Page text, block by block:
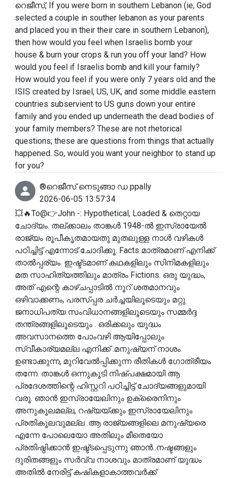
റെജീസ്, If you were born in southern Lebanon (ie, God
selected a couple in souther lebanon as your parents
and placed you in their their care in southern Lebanon),
then how would you feel when Israelis bomb your
house & burn your crops & run you off your land? How
would you feel if Israelis bomb and kill your family?
How would you feel if you were only 7 years old and the
ISIS created by Israel, US, UK, and some middle eastern
countries subservient to US guns down your entire
family and you ended up underneath the dead bodies of
your family members? These are not rhetorical
questions; these are questions from things that actually
happened. So, would you want your neighbor to stand up
for you?
®️റെജീസ് നെടുങ്ങാ ഡ ppally
2026-06-05 13:57:34
💥🔥To@👉John -: Hypothetical, Loaded & തെറ്റായ
ചോദ്യം. തല്ക്കാലം താങ്കൾ 1948-ൽ ഇസ്രായേൽ
രാജ്യം രൂപീകൃതമായതു മുതലുള്ള നാൾ വഴികൾ
പഠിച്ചിട്ട് എന്നോട് ചോദിക്കൂ. Facts മാത്രമാണ് എനിക്ക്
താൽപ്പര്യം. ഇഷ്ട്ടമാണ് കഥകളിലും സിനിമകളിലും
മത സാഹിത്യത്തിലും മാത്രം Fictions. ഒരു യുദ്ധം,
അത് എന്റെ കാഴ്ചപ്പാടിൽ നൂറ് ശതമാനവും
ഒഴിവാക്കണം, പരസ്പ്പര ചർച്ചയിലൂടെയും മറ്റു
ജനാധിപത്യ സംവിധാനങ്ങളിലൂടെയും സമ്മർദ്ദ
തന്ത്രങ്ങളിലൂടെയും . ഒരിക്കലും യുദ്ധം
അവസാനത്തെ പോംവഴി ആയിപ്പോലും
സ്വീകാര്യമല്ല എനിക്ക് .മനുഷ്യന് നാശം
ഉണ്ടാക്കുന്ന, മുറിവേൽപ്പിക്കുന്ന രീതികൾ ഗോത്രീയം
തന്നേ. താങ്കൾ ഒന്നുകൂടി നിഷ്പക്ഷമായി ആ
പ്രദേശത്തിന്റെ ഹിസ്റ്ററി പഠിച്ചിട്ട് ചോദ്യങ്ങളുമായി
വരൂ. ഞാൻ ഇസ്രായേലിനും ഉക്രൈനിനും
അനുകൂലമല്ല, റഷ്യയ്‌ക്കും ഇസ്രായേലിനും
പ്രതികൂലവുമല്ല .ആ രാജ്യങ്ങളിലെ മനുഷ്യരെ
എന്നേ പോലെയോ അതിലും മീതെയോ
പ്രതിഷ്ഠിക്കാൻ ഇഷ്ട്ടപ്പെടുന്നു ഞാൻ..നഷ്ടങ്ങളും
ദുരിതങ്ങളും സർവ്വ നാശവും മാത്രമാണ് യുദ്ധം
അതിൽ നേരിട്ട് കഷികളാകാത്തവർക്ക്